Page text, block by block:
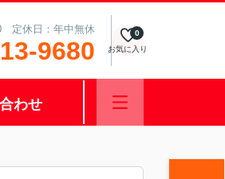
定休日：年中無休
9680 お気に入り
0
わせ